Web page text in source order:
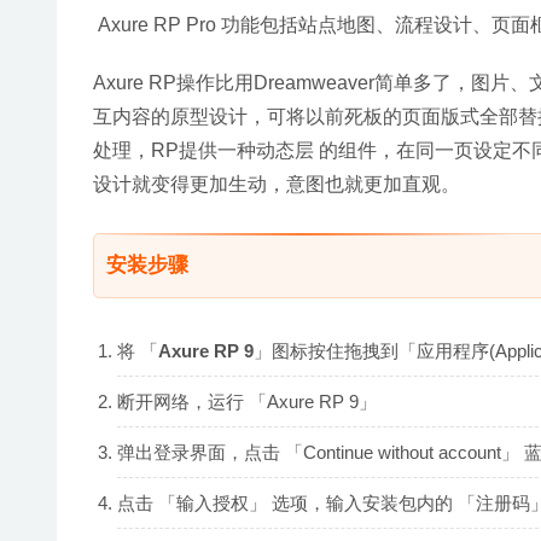
Axure RP Pro 功能包括站点地图、流程设计、页
Axure RP操作比用Dreamweaver简单多了，图片
互内容的原型设计，可将以前死板的页面版式全部
处理，RP提供一种动态层 的组件，在同一页设定
设计就变得更加生动，意图也就更加直观。
安装步骤
将 「Axure RP 9 」图标按住拖拽到「应用程序
断开网络，运行 「Axure RP 9」
弹出登录界面，点击 「Continue without account」
点击 「输入授权」 选项，输入安装包内的 「注册码